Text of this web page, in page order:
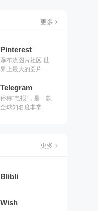
更多
Pinterest
瀑布流图片社区 世
界上最大的图片社
Telegram
俗称“电报”，是一款
全球知名度非常高
更多
Blibli
Wish